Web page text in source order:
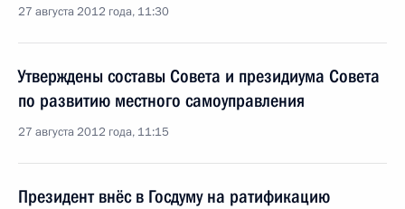
27 августа 2012 года, 11:30
Утверждены составы Совета и президиума Совета
по развитию местного самоуправления
27 августа 2012 года, 11:15
Президент внёс в Госдуму на ратификацию